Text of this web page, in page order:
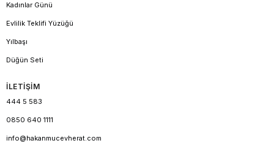
Kadınlar Günü
Evlilik Teklifi Yüzüğü
Yılbaşı
Düğün Seti
İLETİŞİM
444 5 583
0850 640 1111
info@hakanmucevherat.com